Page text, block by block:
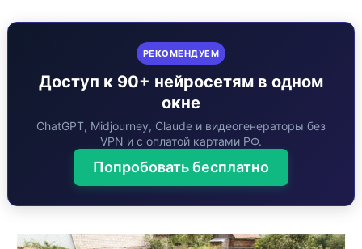
РЕКОМЕНДУЕМ
Доступ к 90+ нейросетям в одном
окне
ChatGPT, Midjourney, Claude и видеогенераторы без
VPN и с оплатой картами РФ.
Попробовать бесплатно